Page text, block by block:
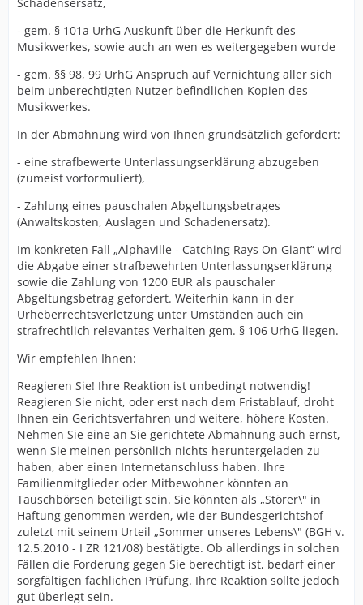
- gem. § 101a UrhG Auskunft über die Herkunft des
Musikwerkes, sowie auch an wen es weitergegeben wurde
- gem. §§ 98, 99 UrhG Anspruch auf Vernichtung aller sich
beim unberechtigten Nutzer befindlichen Kopien des
Musikwerkes.
In der Abmahnung wird von Ihnen grundsätzlich gefordert:
- eine strafbewerte Unterlassungserklärung abzugeben
(zumeist vorformuliert),
- Zahlung eines pauschalen Abgeltungsbetrages
(Anwaltskosten, Auslagen und Schadenersatz).
Im konkreten Fall „Alphaville - Catching Rays On Giant” wird
die Abgabe einer strafbewehrten Unterlassungserklärung
sowie die Zahlung von 1200 EUR als pauschaler
Abgeltungsbetrag gefordert. Weiterhin kann in der
Urheberrechtsverletzung unter Umständen auch ein
strafrechtlich relevantes Verhalten gem. § 106 UrhG liegen.
Wir empfehlen Ihnen:
Reagieren Sie! Ihre Reaktion ist unbedingt notwendig!
Reagieren Sie nicht, oder erst nach dem Fristablauf, droht
Ihnen ein Gerichtsverfahren und weitere, höhere Kosten.
Nehmen Sie eine an Sie gerichtete Abmahnung auch ernst,
wenn Sie meinen persönlich nichts heruntergeladen zu
haben, aber einen Internetanschluss haben. Ihre
Familienmitglieder oder Mitbewohner könnten an
Tauschbörsen beteiligt sein. Sie könnten als „Störer\" in
Haftung genommen werden, wie der Bundesgerichtshof
zuletzt mit seinem Urteil „Sommer unseres Lebens\" (BGH v.
12.5.2010 - I ZR 121/08) bestätigte. Ob allerdings in solchen
Fällen die Forderung gegen Sie berechtigt ist, bedarf einer
sorgfältigen fachlichen Prüfung. Ihre Reaktion sollte jedoch
gut überlegt sein.